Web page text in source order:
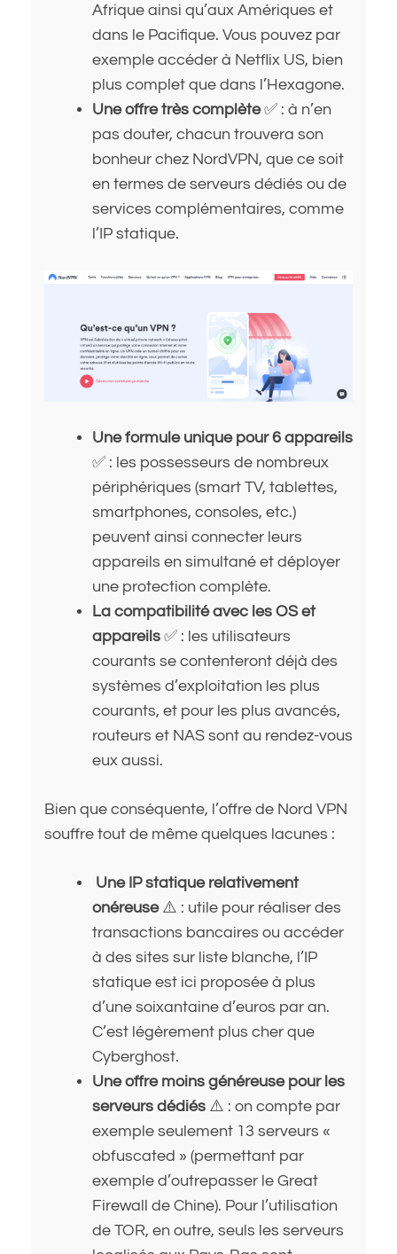
Afrique ainsi qu’aux Amériques et
dans le Pacifique. Vous pouvez par
exemple accéder à Netflix US, bien
plus complet que dans l’Hexagone.
Une offre très complète✅ : à n’en
pas douter, chacun trouvera son
bonheur chez NordVPN, que ce soit
en termes de serveurs dédiés ou de
services complémentaires, comme
l’IP statique.
Une formule unique pour 6 appareils
✅ : les possesseurs de nombreux
périphériques (smart TV, tablettes,
smartphones, consoles, etc.)
peuvent ainsi connecter leurs
appareils en simultané et déployer
une protection complète.
La compatibilité avec les OS et
appareils ✅ : les utilisateurs
courants se contenteront déjà des
systèmes d’exploitation les plus
courants, et pour les plus avancés,
routeurs et NAS sont au rendez-vous
eux aussi.
Bien que conséquente, l’offre de Nord VPN
souffre tout de même quelques lacunes :
Une IP statique relativement
onéreuse⚠️ : utile pour réaliser des
transactions bancaires ou accéder
à des sites sur liste blanche, l’IP
statique est ici proposée à plus
d’une soixantaine d’euros par an.
C’est légèrement plus cher que
Cyberghost.
Une offre moins généreuse pour les
serveurs dédiés ⚠️ : on compte par
exemple seulement 13 serveurs «
obfuscated » (permettant par
exemple d’outrepasser le Great
Firewall de Chine). Pour l’utilisation
de TOR, en outre, seuls les serveurs